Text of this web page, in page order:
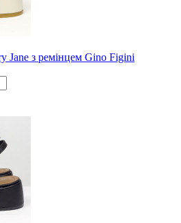
Jane з ремінцем Gino Figini